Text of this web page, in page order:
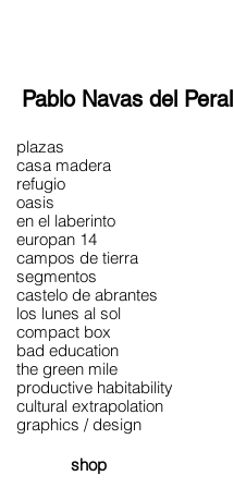
Pablo Navas del Peral
plazas
casa madera
refugio
oasis
en el laberinto
europan 14
campos de tierra
segmentos
castelo de abrantes
los lunes al sol
compact box
bad education
the green mile
productive habitability
cultural extrapolation
graphics / design
shop